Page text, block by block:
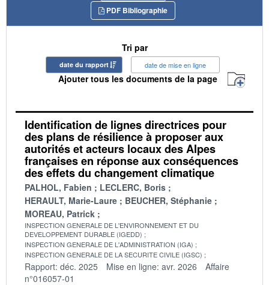
PDF Bibliographie
Tri par
date du rapport date de mise en ligne
Ajouter tous les documents de la page
Identification de lignes directrices pour
des plans de résilience à proposer aux
autorités et acteurs locaux des Alpes
françaises en réponse aux conséquences
des effets du changement climatique
PALHOL, Fabien
LECLERC, Boris
HERAULT, Marie-Laure
BEUCHER, Stéphanie
MOREAU, Patrick
INSPECTION GENERALE DE L'ENVIRONNEMENT ET DU
DEVELOPPEMENT DURABLE (IGEDD)
INSPECTION GENERALE DE L'ADMINISTRATION (IGA)
INSPECTION GENERALE DE LA SECURITE CIVILE (IGSC)
Rapport: déc. 2025 Mise en ligne: avr. 2026
Affaire
n°016057-01